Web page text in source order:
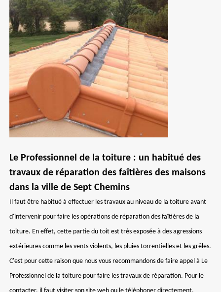
Le Professionnel de la toiture : un habitué des
travaux de réparation des faîtières des maisons
dans la ville de Sept Chemins
Il faut être habitué à effectuer les travaux au niveau de la toiture avant
d'intervenir pour faire les opérations de réparation des faîtières de la
toiture. En effet, cette partie du toit est très exposée à des agressions
extérieures comme les vents violents, les pluies torrentielles et les grêles.
C'est pour cette raison que nous vous recommandons de faire appel à Le
Professionnel de la toiture pour faire les travaux de réparation. Pour le